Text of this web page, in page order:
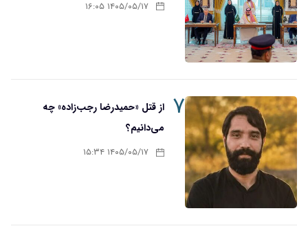
۱۴۰۵/۰۵/۱۷ ۱۶:۰۵
۷ از قتل «حمیدرضا رجب‌زاده» چه
می‌دانیم؟
۱۴۰۵/۰۵/۱۷ ۱۵:۳۴